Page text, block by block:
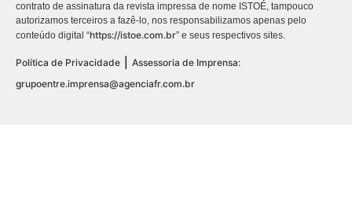
contrato de assinatura da revista impressa de nome ISTOÉ, tampouco
autorizamos terceiros a fazê-lo, nos responsabilizamos apenas pelo
conteúdo digital “https://istoe.com.br” e seus respectivos sites.
Política de Privacidade
Assessoria de Imprensa:
grupoentre.imprensa@agenciafr.com.br